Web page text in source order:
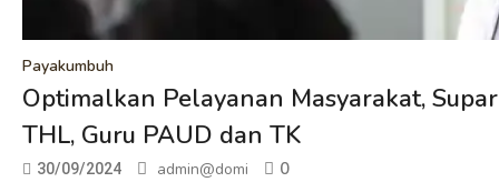
Payakumbuh
Optimalkan Pelayanan Masyarakat,
THL, Guru PAUD dan TK
30/09/2024 admin@domi 0